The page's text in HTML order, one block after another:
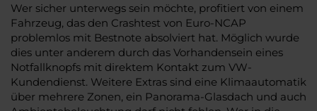
Wer sicher unterwegs sein möchte, profitiert von einem
Fahrzeug, das den Crashtest von Euro-NCAP
problemlos mit Bestnote absolviert hat. Möglich wurde
dies unter anderem durch das Vorhandensein eines
Notfallknopfs mit direktem Kontakt zum VW-
Kundendienst. Weitere Extras sind eine Klimaautomatik
über mehrere Zonen, ein Panorama-Glasdach und auch